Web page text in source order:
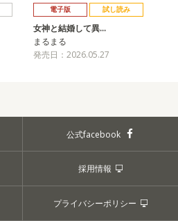
電子版 試し読み
女神と結婚して異…
まるまる
発売日：2026.05.27
公式facebook
採用情報
プライバシーポリシー